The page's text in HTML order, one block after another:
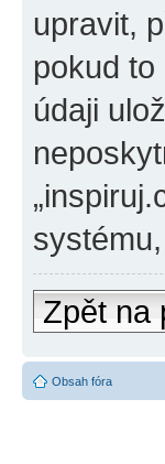
upravit,
pokud
údaji
Zpět na
Obsah fóra